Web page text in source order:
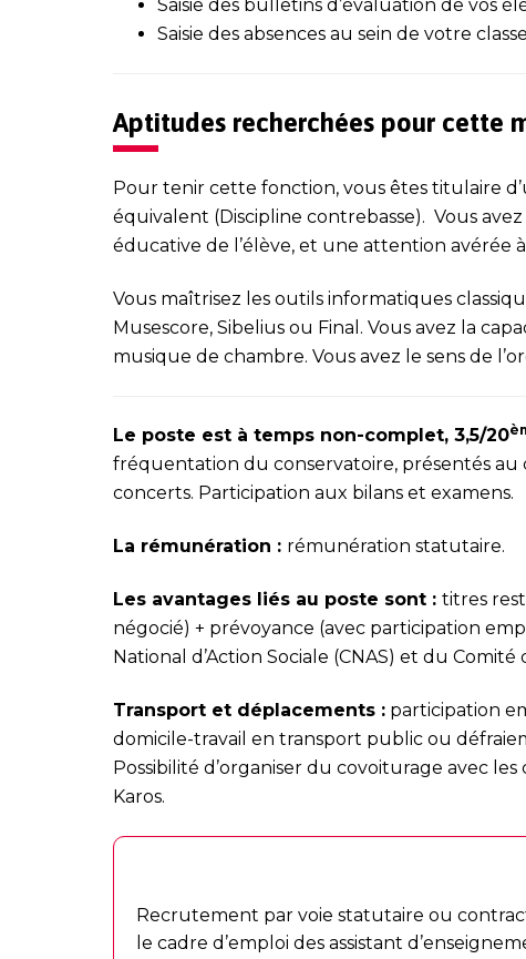
Saisie des bulletins d’évaluation de vos
Saisie des absences au sein de votre classe
Aptitudes recherchées pour cette
Pour tenir cette fonction, vous êtes titulaire
équivalent (Discipline contrebasse). Vous
éducative de l’élève, et une attention avérée
Vous maîtrisez les outils informatiques
Musescore, Sibelius ou Final. Vous avez la
musique de chambre. Vous avez le sens de
Le poste est à temps non-complet, 3,5/20
fréquentation du conservatoire, présentés au
concerts. Participation aux bilans et examens.
La rémunération : rémunération statutaire.
Les avantages liés au poste sont : titres
négocié) + prévoyance (avec participation
National d’Action Sociale (CNAS) et du Comité
Transport et déplacements : participation
domicile-travail en transport public ou
Possibilité d’organiser du covoiturage avec
Karos.
Recrutement par voie statutaire ou
le cadre d’emploi des assistant